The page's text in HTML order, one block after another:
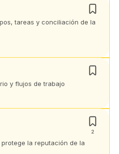
tareas y conciliación de la
y flujos de trabajo
2
la reputación de la